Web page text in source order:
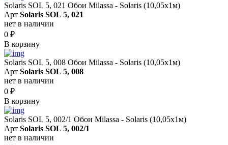
Solaris SOL 5, 021 Обои Milassa - Solaris (10,05х1м)
Арт Solaris SOL 5, 021
нет в наличии
0 ₽
В корзину
Solaris SOL 5, 008 Обои Milassa - Solaris (10,05х1м)
Арт Solaris SOL 5, 008
нет в наличии
0 ₽
В корзину
Solaris SOL 5, 002/1 Обои Milassa - Solaris (10,05х1м)
Арт Solaris SOL 5, 002/1
нет в наличии